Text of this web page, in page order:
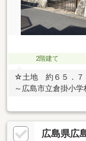
2階建て
☆土地 約６５．７
～広島市立倉掛小
広島県広